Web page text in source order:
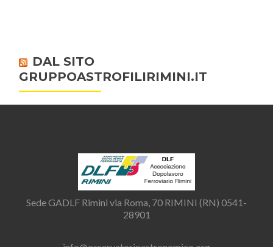
DAL SITO
GRUPPOASTROFILIRIMINI.IT
Sede GADLF Rimini via Roma, 70 RIMINI (RN) 0541-
28901